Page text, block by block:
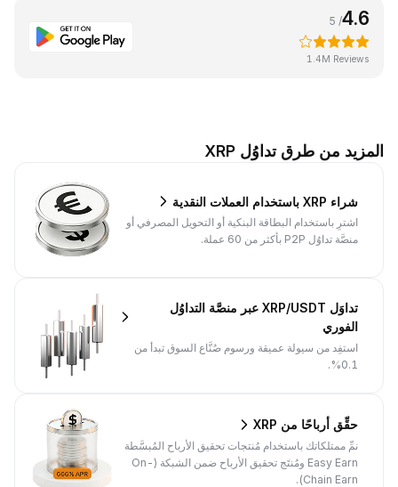
4.6
/ 5
1.4M Reviews
المزيد من طرق تداوُل XRP
شراء XRP باستخدام العملات النقدية
اشترِ باستخدام البطاقة البنكية أو التحويل المصرفي أو
منصَّة تداوُل P2P بأكثر من 60 عملة.
تداوَل XRP/USDT عبر منصَّة التداوُل
الفوري
استفِد من سيولة عميقة ورسوم صُنَّاع السوق تبدأ من
0.1%.
حقِّق أرباحًا من XRP
نمِّ ممتلكاتك باستخدام مُنتجات تحقيق الأرباح المُبسَّطة
Easy Earn ومُنتَج تحقيق الأرباح ضمن الشبكة (On-
Chain Earn).